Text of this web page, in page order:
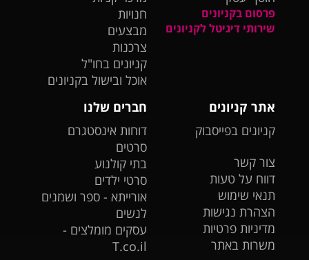
פרסום בקניונים
שירותי דיגיטל לקניונים
חנויות
מבצעים
צרכנות
קניונים בחו"ל
אוכל ובישול בקניונים
אתר קניונים
קניונים בפייסבוק
צור קשר
דווח על טעות
תנאי שימוש
הצהרת נגישות
מדיניות פרטיות
משרות באתר
חברים שלנו
דוחות אינסטגרם
סרטים
בתי קולנוע
סרטי ילדים
אורייתא - ספר ושמנים
לנשים
עסקים מומלצים -
T.co.il